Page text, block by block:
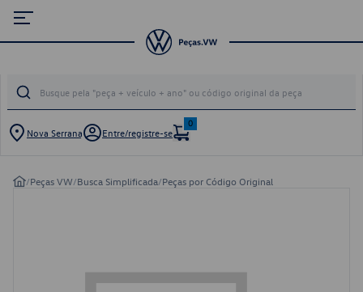
Nova Serrana Entre/registre-se
0
/Peças VW/Busca Simplificada/Peças por Código Original